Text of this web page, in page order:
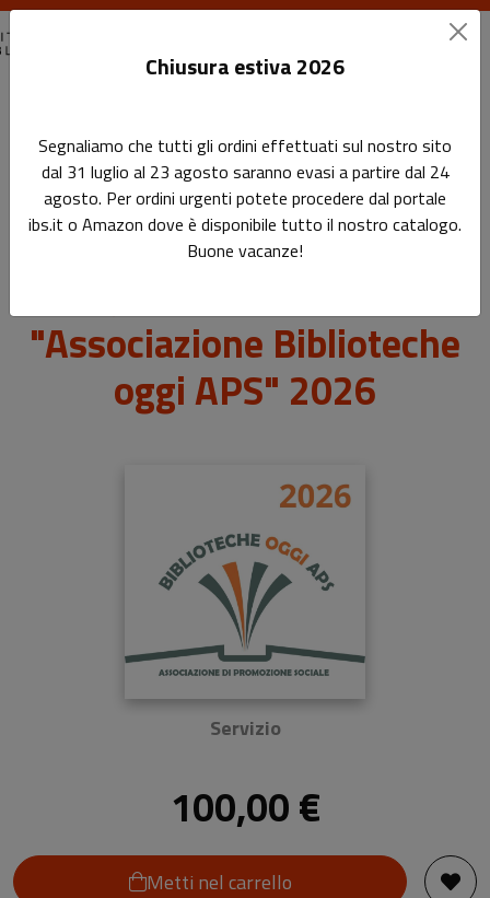
SOCIO AGGREGATO - Quota associativa "Associazione
Biblioteche oggi APS" 2026
SOCIO AGGREGATO -
"Associazione Biblioteche
oggi APS" 2026
Servizio
100,00 €
Metti nel carrello
Chiusura estiva 2026
Segnaliamo che tutti gli ordini effettuati sul nostro sito
dal 31 luglio al 23 agosto saranno evasi a partire dal 24
agosto. Per ordini urgenti potete procedere dal portale
ibs.it o Amazon dove è disponibile tutto il nostro catalogo.
Buone vacanze!